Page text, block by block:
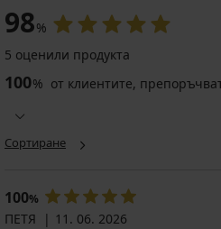
98%
5 оценили продукта
100% от клиентите,
Сортиране
100%
ПЕТЯ
11. 06. 2026